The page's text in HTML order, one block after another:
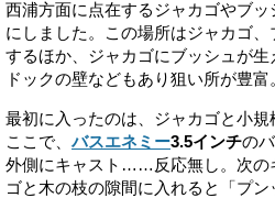
西浦方面に点在するジャカゴやブ
にしました。この場所はジャカゴ
するほか、ジャカゴにブッシュが
ドックの壁などもあり狙い所が豊富
最初に入ったのは、ジャカゴと小規
ここで、 バスエネミー3.5インチの
外側にキャスト……反応無し。次の
ゴと木の枝の隙間に入れると「プン